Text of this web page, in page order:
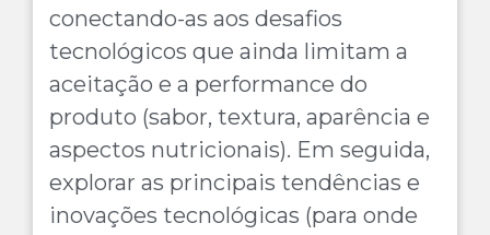
conectando-as aos desafios
tecnológicos que ainda limitam a
aceitação e a performance do
produto (sabor, textura, aparência e
aspectos nutricionais). Em seguida,
explorar as principais tendências e
inovações tecnológicas (para onde